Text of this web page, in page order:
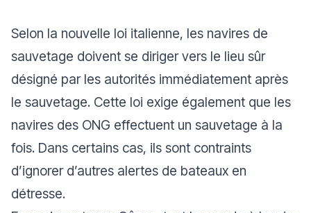
Selon la nouvelle loi italienne, les navires de
sauvetage doivent se diriger vers le lieu sûr
désigné par les autorités immédiatement après
le sauvetage. Cette loi exige également que les
navires des ONG effectuent un sauvetage à la
fois. Dans certains cas, ils sont contraints
d’ignorer d’autres alertes de bateaux en
détresse.